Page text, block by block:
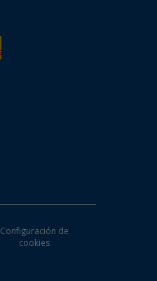
Configuración de
cookies